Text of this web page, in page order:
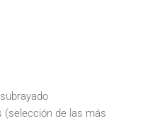
(selección de las más